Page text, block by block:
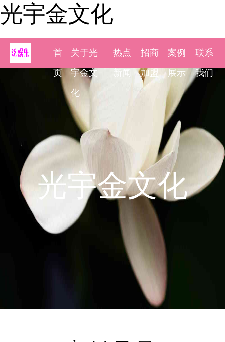
光宇金文化
首
页
关于光
宇金文
化
热点
新闻
招商
加盟
案例
展示
联系
我们
光宇金文化